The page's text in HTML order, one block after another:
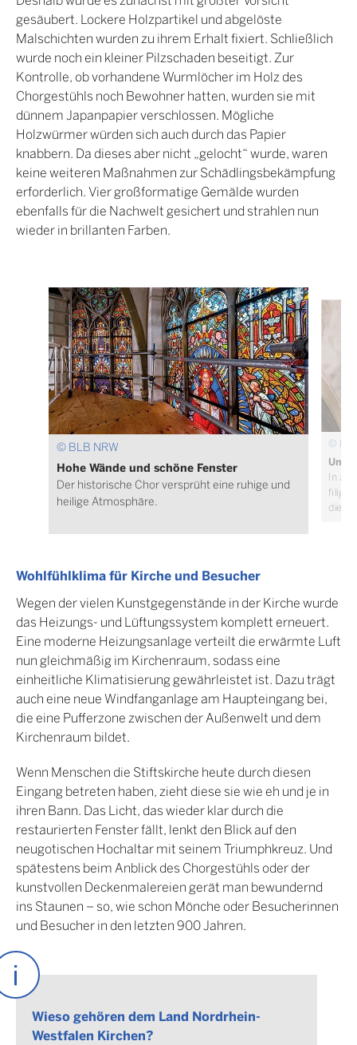
gesäubert. Lockere Holzpartikel und abgelöste
Malschichten wurden zu ihrem Erhalt fixiert. Schließlich
wurde noch ein kleiner Pilzschaden beseitigt. Zur
Kontrolle, ob vorhandene Wurmlöcher im Holz des
Chorgestühls noch Bewohner hatten, wurden sie mit
dünnem Japanpapier verschlossen. Mögliche
Holzwürmer würden sich auch durch das Papier
knabbern. Da dieses aber nicht „gelocht“ wurde, waren
keine weiteren Maßnahmen zur Schädlingsbekämpfung
erforderlich. Vier großformatige Gemälde wurden
ebenfalls für die Nachwelt gesichert und strahlen nun
wieder in brillanten Farben.
© BLB NRW
Hohe Wände und schöne Fenster
Der historische Chor versprüht eine ruhige und
heilige Atmosphäre.
©
In
die
Wohlfühlklima für Kirche und Besucher
Wegen der vielen Kunstgegenstände in der Kirche wurde
das Heizungs- und Lüftungssystem komplett erneuert.
Eine moderne Heizungsanlage verteilt die erwärmte Luft
nun gleichmäßig im Kirchenraum, sodass eine
einheitliche Klimatisierung gewährleistet ist. Dazu trägt
auch eine neue Windfanganlage am Haupteingang bei,
die eine Pufferzone zwischen der Außenwelt und dem
Kirchenraum bildet.
Wenn Menschen die Stiftskirche heute durch diesen
Eingang betreten haben, zieht diese sie wie eh und je in
ihren Bann. Das Licht, das wieder klar durch die
restaurierten Fenster fällt, lenkt den Blick auf den
neugotischen Hochaltar mit seinem Triumphkreuz. Und
spätestens beim Anblick des Chorgestühls oder der
kunstvollen Deckenmalereien gerät man bewundernd
ins Staunen – so, wie schon Mönche oder Besucherinnen
und Besucher in den letzten 900 Jahren.
Wieso gehören dem Land Nordrhein-
Westfalen Kirchen?